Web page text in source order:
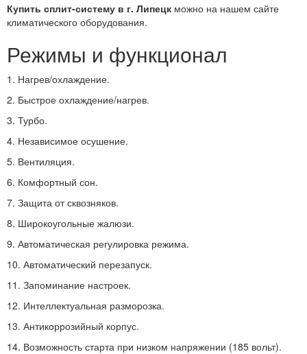
Купить сплит-систему в г. Липецк можно на нашем сайте
климатического оборудования.
Режимы и функционал
1. Нагрев/охлаждение.
2. Быстрое охлаждение/нагрев.
3. Турбо.
4. Независимое осушение.
5. Вентиляция.
6. Комфортный сон.
7. Защита от сквозняков.
8. Широкоугольные жалюзи.
9. Автоматическая регулировка режима.
10. Автоматический перезапуск.
11. Запоминание настроек.
12. Интеллектуальная разморозка.
13. Антикоррозийный корпус.
14. Возможность старта при низком напряжении (185 вольт).